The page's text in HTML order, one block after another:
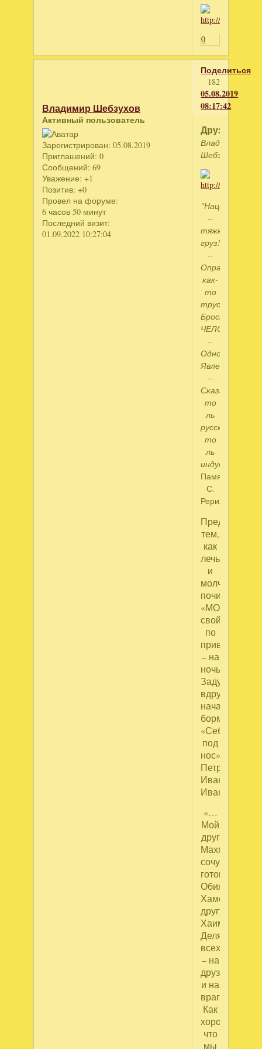
0
Поделиться
182
05.08.2019
08:17:42
Владимир Шебзухов
Активный пользователь
Зарегистрирован: 05.08.2019
Приглашений: 0
Сообщений: 69
Уважение: +1
Позитив: +0
Провел на форуме:
6 часов 50 минут
Последний визит:
01.09.2022 10:27:04
Друзья
Владимир
Шебзухов
–
тяжкий
груз!
--
Оправдывался,
как-
то
трус…
Брось!
ЧЕЛОВЕК
–
Одно
Явленье!
--
Сказал,
то
ль
русский…
то
ль
индус…"
Памяти
С.
Рериха
Пред
тем,
как
лечь
и
молча
почитать,
свой,
по
привычке
– на
ночь,
вдруг
начал
бормотать
«Себе
под
нос»
Петров
Иван
Иваныч:
«…
Мой
друг
Махмуд,
готов,
Обиженному
Хамством,
другу
Хаиму!..
Деля
всех
– на
друзей
и на
врагов,
Как
хорошо,
что
мы